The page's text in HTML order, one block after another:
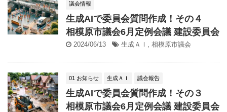
議会情報
生成AIで委員会質問作成！その４
相模原市議会6月定例会議 建設委員会
2024/06/13 生成ＡＩ , 相模原市議会
01 お知らせ 生成ＡＩ 議会報告
生成AIで委員会質問作成！その３
相模原市議会6月定例会議 建設委員会